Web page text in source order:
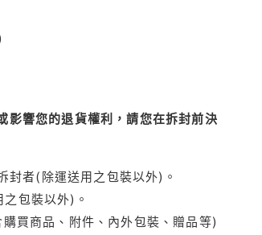
影響您的退貨權利，請您在拆封前決
封者(除運送用之包裝以外)。
包裝以外)。
買商品、附件、內外包裝、贈品等)